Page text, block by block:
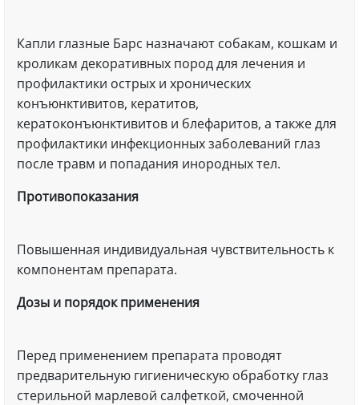
Капли глазные Барс назначают собакам, кошкам и
кроликам декоративных пород для лечения и
профилактики острых и хронических
конъюнктивитов, кератитов,
кератоконъюнктивитов и блефаритов, а также для
профилактики инфекционных заболеваний глаз
после травм и попадания инородных тел.
Противопоказания
Повышенная индивидуальная чувствительность к
компонентам препарата.
Дозы и порядок применения
Перед применением препарата проводят
предварительную гигиеническую обработку глаз
стерильной марлевой салфеткой, смоченной